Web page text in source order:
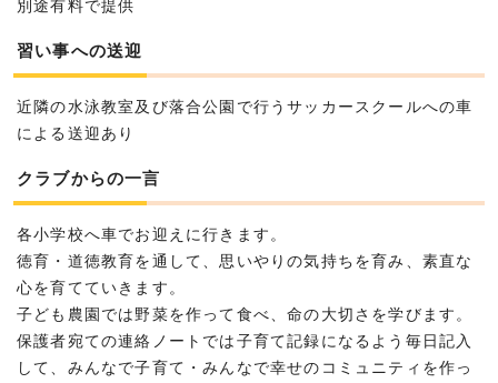
別途有料で提供
習い事への送迎
近隣の水泳教室及び落合公園で行うサッカースクールへの車
による送迎あり
クラブからの一言
各小学校へ車でお迎えに行きます。
徳育・道徳教育を通して、思いやりの気持ちを育み、素直な
心を育てていきます。
子ども農園では野菜を作って食べ、命の大切さを学びます。
保護者宛ての連絡ノートでは子育て記録になるよう毎日記入
して、みんなで子育て・みんなで幸せのコミュニティを作っ